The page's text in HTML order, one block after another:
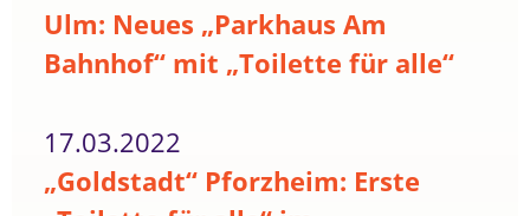
Ulm: Neues „Parkhaus Am
Bahnhof“ mit „Toilette für alle“
17.03.2022
„Goldstadt“ Pforzheim: Erste